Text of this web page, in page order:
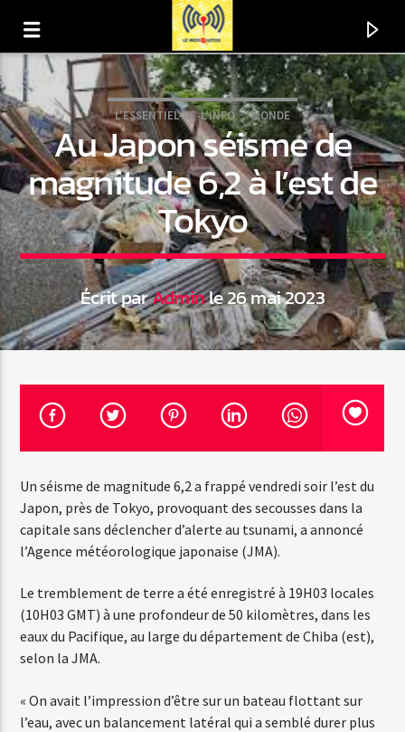
En ce moment
Artiste
Emission en cours
Web-Radio-Années 100% 80s
13:00 20:00
Web-Radio-Le-Mosquitos
Web-Radio-Sicily
L'ESSENTIEL-DE-L'INFO MONDE
Au Japon séisme de
magnitude 6,2 à l’est de
Tokyo
Écrit parAdminle 26 mai 2023
Un séisme de magnitude 6,2 a frappé vendredi soir l’est du
Japon, près de Tokyo, provoquant des secousses dans la
capitale sans déclencher d’alerte au tsunami, a annoncé
l’Agence météorologique japonaise (JMA).
Le tremblement de terre a été enregistré à 19H03 locales
(10H03 GMT) à une profondeur de 50 kilomètres, dans les
eaux du Pacifique, au large du département de Chiba (est),
selon la JMA.
« On avait l’impression d’être sur un bateau flottant sur
l’eau, avec un balancement latéral qui a semblé durer plus